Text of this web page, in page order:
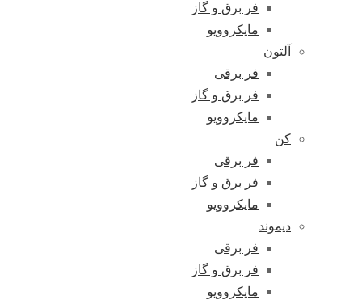
فر برق و گاز
مایکروویو
آلتون
فر برقی
فر برق و گاز
مایکروویو
کن
فر برقی
فر برق و گاز
مایکروویو
دیموند
فر برقی
فر برق و گاز
مایکروویو